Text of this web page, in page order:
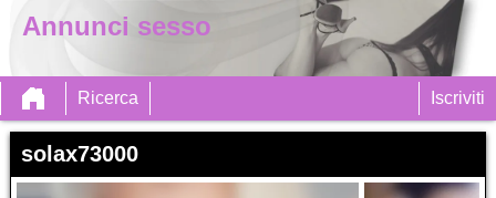
Annunci sesso
Ricerca Iscriviti
solax73000